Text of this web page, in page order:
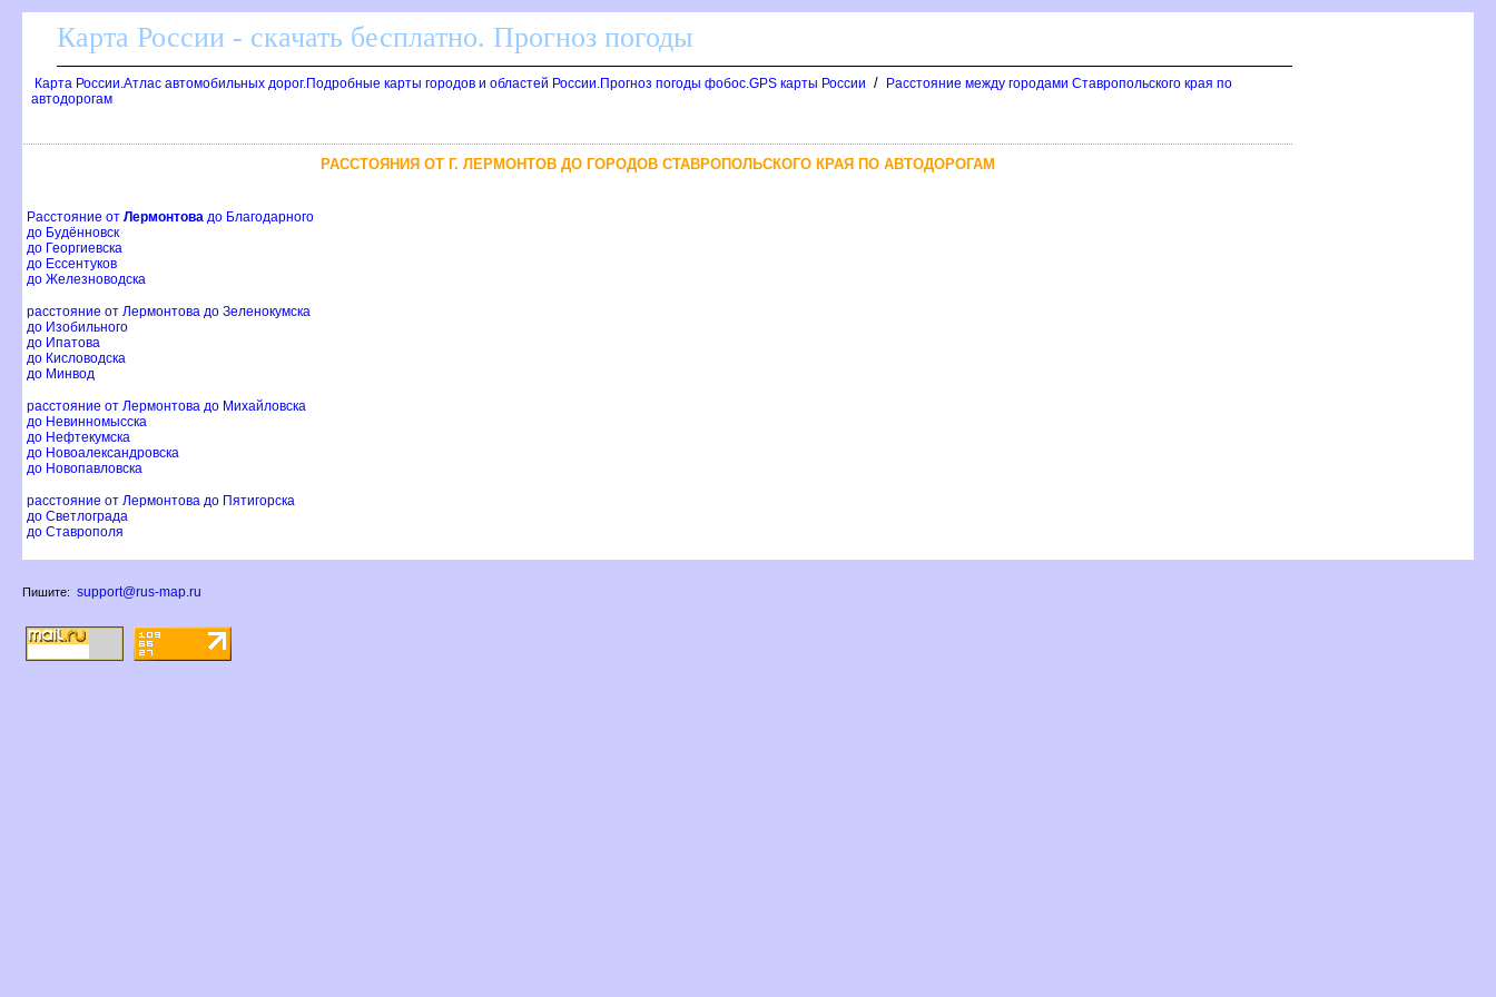
Карта России - скачать бесплатно. Прогноз погоды
Карта России.Атлас автомобильных дорог.Подробные карты городов и областей России.Прогноз погоды фобос.GPS карты России /
Расстояние между городами Ставропольского края по
автодорогам
РАССТОЯНИЯ ОТ Г. ЛЕРМОНТОВ ДО ГОРОДОВ СТАВРОПОЛЬСКОГО КРАЯ ПО АВТОДОРОГАМ
Расстояние от Лермонтова до Благодарного
до Будённовск
до Георгиевска
до Ессентуков
до Железноводска
расстояние от Лермонтова до Зеленокумска
до Изобильного
до Ипатова
до Кисловодска
до Минвод
расстояние от Лермонтова до Михайловска
до Невинномысска
до Нефтекумска
до Новоалександровска
до Новопавловска
расстояние от Лермонтова до Пятигорска
до Светлограда
до Ставрополя
Пишите: support@rus-map.ru